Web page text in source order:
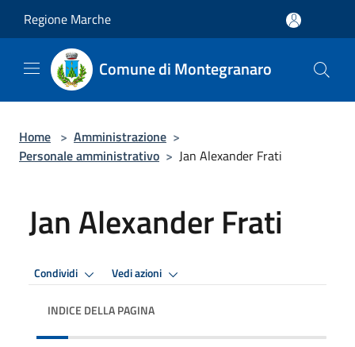
Regione Marche
Comune di Montegranaro
Home > Amministrazione >
Personale amministrativo > Jan Alexander Frati
Jan Alexander Frati
Condividi Vedi azioni
INDICE DELLA PAGINA